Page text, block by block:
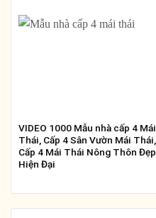
VIDEO 1000 Mẫu nhà cấp 4 Mái
Thái, Cấp 4 Sân Vườn Mái Thái,
Cấp 4 Mái Thái Nông Thôn Đẹp
Hiện Đại